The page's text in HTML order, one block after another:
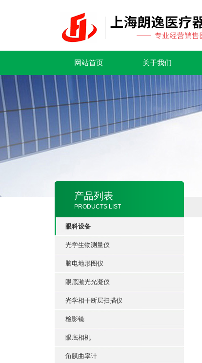
网站首页 关于我们
产品列表
PRODUCTS LIST
眼科设备
光学生物测量仪
脑电地形图仪
眼底激光光凝仪
光学相干断层扫描仪
检影镜
眼底相机
角膜曲率计